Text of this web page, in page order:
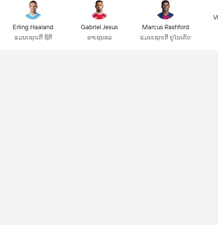
Erling Haaland
ແມນເຊດເຕີ ຊິຕີ
Gabriel Jesus
ອາເຊນອລ
Marcus Rashford
ແມນເຊດເຕີ ຢູໄນເຕັດ